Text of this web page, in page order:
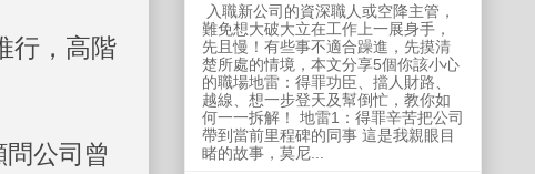
行，高階
公司曾
入職新公司的資深職人或空降主管，
難免想大破大立在工作上一展身手，
先且慢！有些事不適合躁進，先摸清
楚所處的情境，本文分享5個你該小心
的職場地雷：得罪功臣、擋人財路、
越線、想一步登天及幫倒忙，教你如
何一一拆解！ 地雷1：得罪辛苦把公司
帶到當前里程碑的同事 這是我親眼目
睹的故事，莫尼...